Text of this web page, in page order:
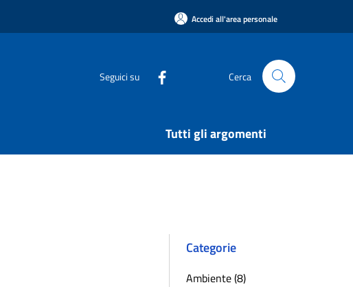
Accedi all'area personale
Seguici su Cerca
Tutti gli argomenti
Categorie
Ambiente (8)